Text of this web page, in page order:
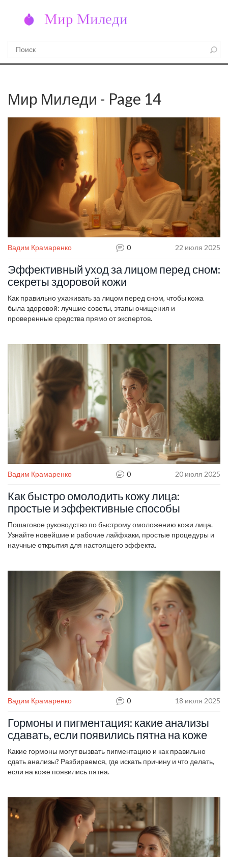
Мир Миледи - Page 14
Вадим Крамаренко 0 22 июля 2025
Эффективный уход за лицом перед сном:
секреты здоровой кожи
Как правильно ухаживать за лицом перед сном, чтобы кожа
была здоровой: лучшие советы, этапы очищения и
проверенные средства прямо от экспертов.
Вадим Крамаренко 0 20 июля 2025
Как быстро омолодить кожу лица:
простые и эффективные способы
Пошаговое руководство по быстрому омоложению кожи лица.
Узнайте новейшие и рабочие лайфхаки, простые процедуры и
научные открытия для настоящего эффекта.
Вадим Крамаренко 0 18 июля 2025
Гормоны и пигментация: какие анализы
сдавать, если появились пятна на коже
Какие гормоны могут вызвать пигментацию и как правильно
сдать анализы? Разбираемся, где искать причину и что делать,
если на коже появились пятна.